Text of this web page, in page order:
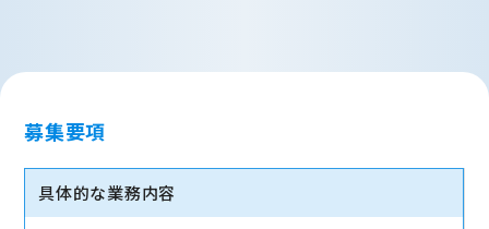
募集要項
具体的な業務内容